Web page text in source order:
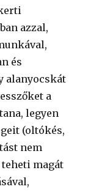
azzal,
és
alanyocskát
a
legyen
(oltókés,
nem
magát